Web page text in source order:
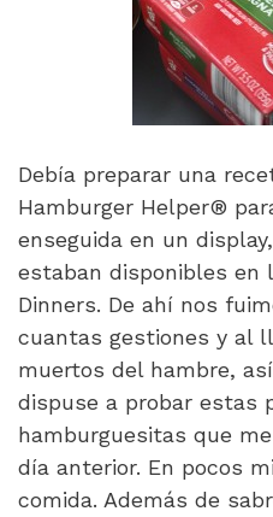
Debía preparar una
Hamburger Helper®
enseguida en un
estaban disponibles en
Dinners. De ahí nos
cuantas gestiones y al
muertos del hambre,
dispuse a probar estas
hamburguesitas que
día anterior. En pocos
comida. Además de